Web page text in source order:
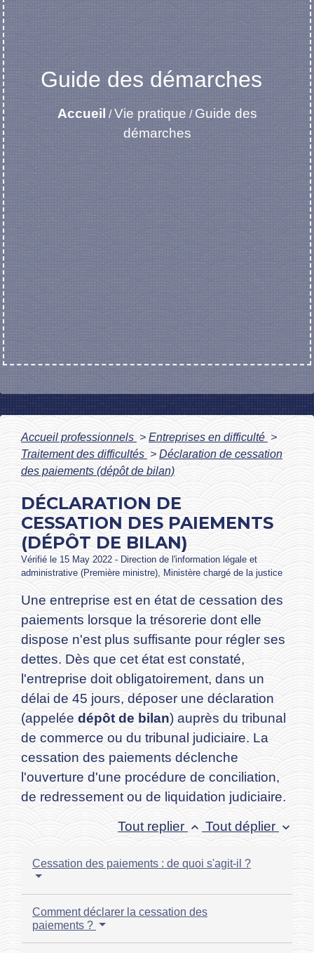
Guide des démarches
Accueil /Vie pratique / Guide des
démarches
Accueil professionnels > Entreprises en difficulté >
Traitement des difficultés > Déclaration de cessation
des paiements (dépôt de bilan)
DÉCLARATION DE
CESSATION DES PAIEMENTS
(DÉPÔT DE BILAN)
Vérifié le 15 May 2022 - Direction de l'information légale et
administrative (Première ministre), Ministère chargé de la justice
Une entreprise est en état de cessation des
paiements lorsque la trésorerie dont elle
dispose n'est plus suffisante pour régler ses
dettes. Dès que cet état est constaté,
l'entreprise doit obligatoirement, dans un
délai de 45 jours, déposer une déclaration
(appelée dépôt de bilan) auprès du tribunal
de commerce ou du tribunal judiciaire. La
cessation des paiements déclenche
l'ouverture d'une procédure de conciliation,
de redressement ou de liquidation judiciaire.
Tout replier keyboard_arrow_up Tout déplier keyboard_arrow_down
Cessation des paiements : de quoi s'agit-il ?
Comment déclarer la cessation des
paiements ?